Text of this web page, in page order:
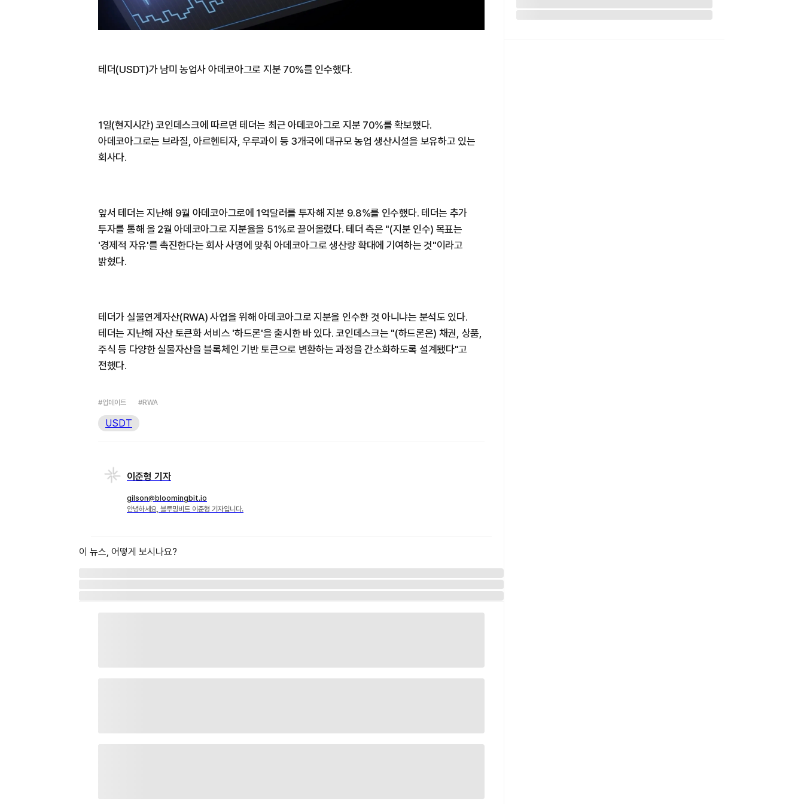
테더(USDT)가 남미 농업사 아데코아그로 지분 70%를 인수했다.
1일(현지시간) 코인데스크에 따르면 테더는 최근 아데코아그로 지분 70%를 확보했다.
아데코아그로는 브라질, 아르헨티자, 우루과이 등 3개국에 대규모 농업 생산시설을 보유하고 있는
회사다.
앞서 테더는 지난해 9월 아데코아그로에 1억달러를 투자해 지분 9.8%를 인수했다. 테더는 추가
투자를 통해 올 2월 아데코아그로 지분율을 51%로 끌어올렸다. 테더 측은 "(지분 인수) 목표는
'경제적 자유'를 촉진한다는 회사 사명에 맞춰 아데코아그로 생산량 확대에 기여하는 것"이라고
밝혔다.
테더가 실물연계자산(RWA) 사업을 위해 아데코아그로 지분을 인수한 것 아니냐는 분석도 있다.
테더는 지난해 자산 토큰화 서비스 '하드론'을 출시한 바 있다. 코인데스크는 "(하드론은) 채권, 상품,
주식 등 다양한 실물자산을 블록체인 기반 토큰으로 변환하는 과정을 간소화하도록 설계됐다"고
전했다.
#업데이트 #RWA
USDT
이준형 기자
gilson@bloomingbit.io
안녕하세요, 블루밍비트 이준형 기자입니다.
이 뉴스, 어떻게 보시나요?